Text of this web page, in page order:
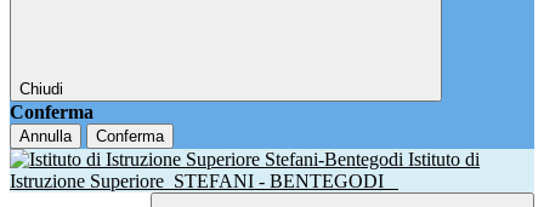
Chiudi
Conferma
Annulla Conferma
Istituto di
Istruzione Superiore STEFANI - BENTEGODI